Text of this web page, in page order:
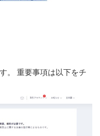
。 重要事項は以下をチ